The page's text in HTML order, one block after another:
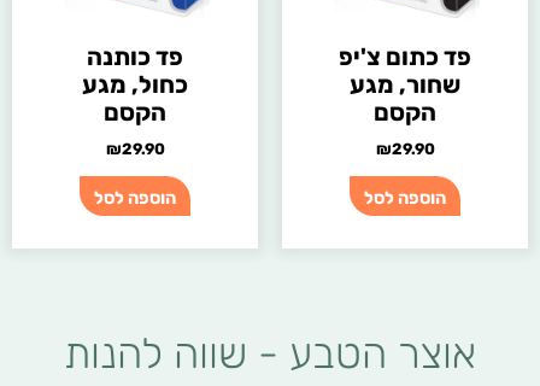
פד כתום צ'יפ
שחור, מגע
הקסם
₪29.90
הוספה לסל
פד כותנה
כחול, מגע
הקסם
₪29.90
הוספה לסל
אוצר הטבע - שווה להנות